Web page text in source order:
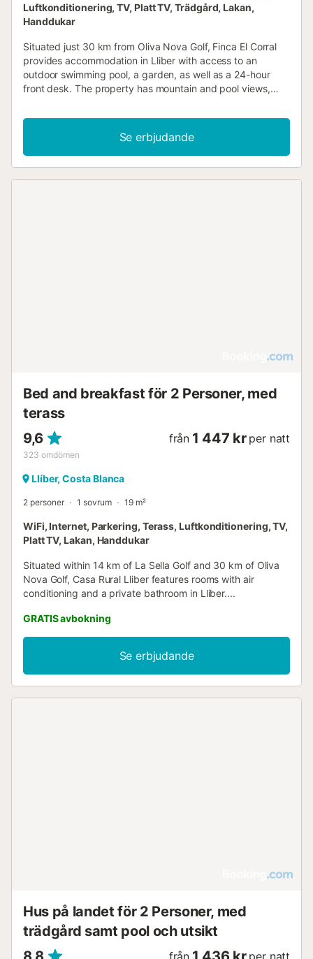
Luftkonditionering, TV, Platt TV, Trädgård, Lakan,
Handdukar
Situated just 30 km from Oliva Nova Golf, Finca El Corral
provides accommodation in Lliber with access to an
outdoor swimming pool, a garden, as well as a 24-hour
front desk. The property has mountain and pool views,
Se erbjudande
Bed and breakfast för 2 Personer, med
terass
9,6
323 omdömen
från 1 447 kr per natt
Llíber, Costa Blanca
2 personer 1 sovrum 19 m²
WiFi, Internet, Parkering, Terass, Luftkonditionering, TV,
Platt TV, Lakan, Handdukar
Situated within 14 km of La Sella Golf and 30 km of Oliva
Nova Golf, Casa Rural Lliber features rooms with air
conditioning and a private bathroom in Lliber....
GRATIS avbokning
Se erbjudande
Hus på landet för 2 Personer, med
trädgård samt pool och utsikt